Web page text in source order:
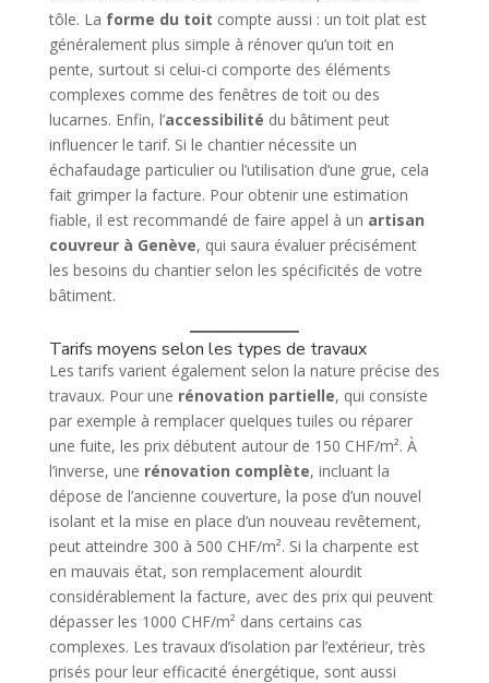
tôle. La forme du toit compte aussi : un toit plat est
généralement plus simple à rénover qu’un toit en
pente, surtout si celui-ci comporte des éléments
complexes comme des fenêtres de toit ou des
lucarnes. Enfin, l’accessibilité du bâtiment peut
influencer le tarif. Si le chantier nécessite un
échafaudage particulier ou l’utilisation d’une grue, cela
fait grimper la facture. Pour obtenir une estimation
fiable, il est recommandé de faire appel à un artisan
couvreur à Genève, qui saura évaluer précisément
les besoins du chantier selon les spécificités de votre
bâtiment.
Tarifs moyens selon les types de travaux
Les tarifs varient également selon la nature précise des
travaux. Pour une rénovation partielle, qui consiste
par exemple à remplacer quelques tuiles ou réparer
une fuite, les prix débutent autour de 150 CHF/m². À
l’inverse, une rénovation complète, incluant la
dépose de l’ancienne couverture, la pose d’un nouvel
isolant et la mise en place d’un nouveau revêtement,
peut atteindre 300 à 500 CHF/m². Si la charpente est
en mauvais état, son remplacement alourdit
considérablement la facture, avec des prix qui peuvent
dépasser les 1000 CHF/m² dans certains cas
complexes. Les travaux d’isolation par l’extérieur, très
prisés pour leur efficacité énergétique, sont aussi